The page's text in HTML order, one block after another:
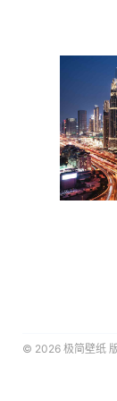
© 2026 极简壁纸